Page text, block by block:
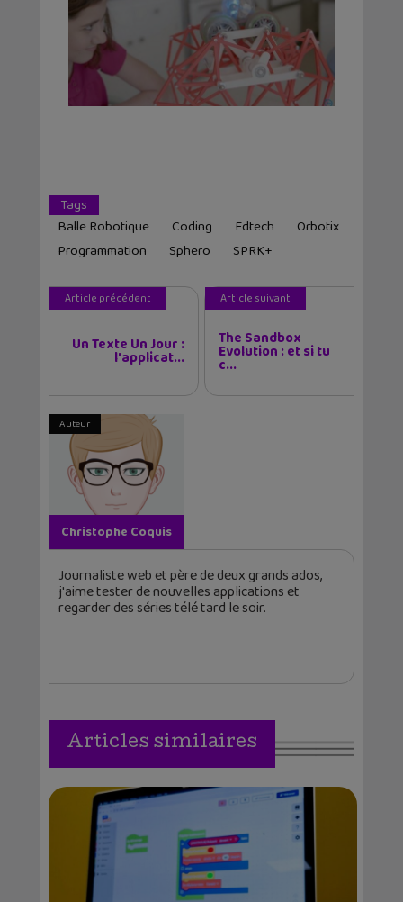
Tags
Balle Robotique
Coding Edtech
Orbotix
Programmation
Sphero SPRK+
Article précédent
Un Texte Un Jour :
l'applicat...
Article suivant
The Sandbox
Evolution : et si tu
c...
Auteur
Christophe Coquis
Journaliste web et père de deux grands ados,
j'aime tester de nouvelles applications et
regarder des séries télé tard le soir.
Articles similaires